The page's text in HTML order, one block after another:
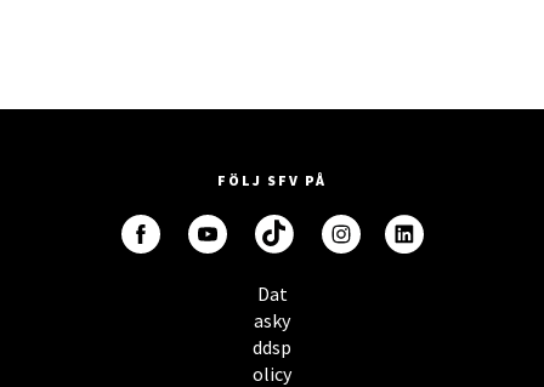
FÖLJ SFV PÅ
Dat
asky
ddsp
olicy